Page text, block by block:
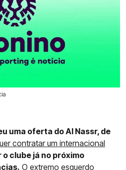
uma oferta do Al Nassr, de
contratar um internacional
clube já no próximo
O extremo esquerdo